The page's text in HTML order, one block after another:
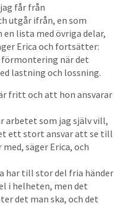
får från
utgår ifrån, en som
lista med övriga delar,
Erica och fortsätter:
förmontering när det
lastning och lossning.
fritt och att hon ansvarar
arbetet som jag själv vill,
ett stort ansvar att se till
säger Erica, och
har till stor del fria händer
i helheten, men det
det man ska, och det